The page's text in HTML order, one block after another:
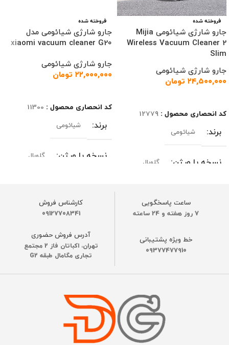
فروخته شده
جارو شارژی شیائومی Mijia
Wireless Vacuum Cleaner 2
Slim
جارو شارژی شیائومی
۲۴,۵۰۰,۰۰۰ تومان
کد انحصاری محصول : 12779
برند شیائومی
نسخه یا ورژن گلوبال
ظرفیت باتری
45 دقیقه
فروخته شده
جارو شارژی شیائومی مدل
xiaomi vacuum cleaner G20
جارو شارژی شیائومی
۲۲,۰۰۰,۰۰۰ تومان
کد انحصاری محصول : 11300
برند شیائومی
نسخه یا ورژن گلوبال
ظرفیت باتری
2500 میلی‌ آمپر
عملکرد باطری
زمان شارژ
قدرت مکش موتور
ساعت پاسخگویی
7 روز هفته و 24 ساعته
کارشناس فروش
09127708341
خط ویژه پشتیبانی
09377477910
آدرس فروش حضوری
تهران، اکباتان فاز 2 مجتمع
تجاری مگامال طبقه G2